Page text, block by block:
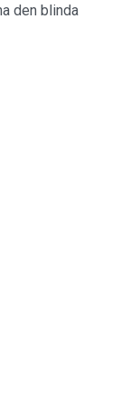
den blinda